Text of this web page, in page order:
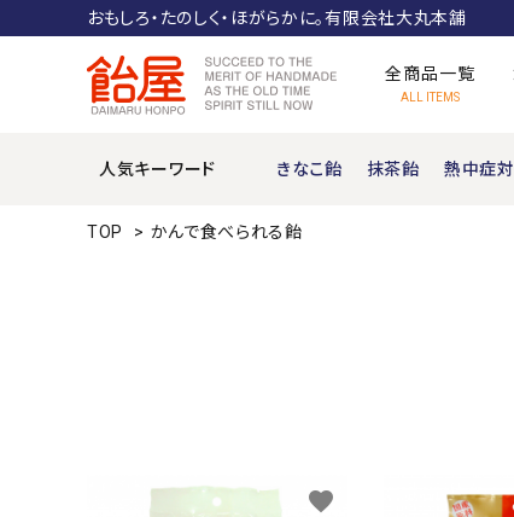
おもしろ・たのしく・ほがらかに。有限会社大丸本舗
全商品一覧
ALL ITEMS
人気キーワード きなこ飴 抹茶飴 熱中症
TOP > かんで食べられる飴
favorite